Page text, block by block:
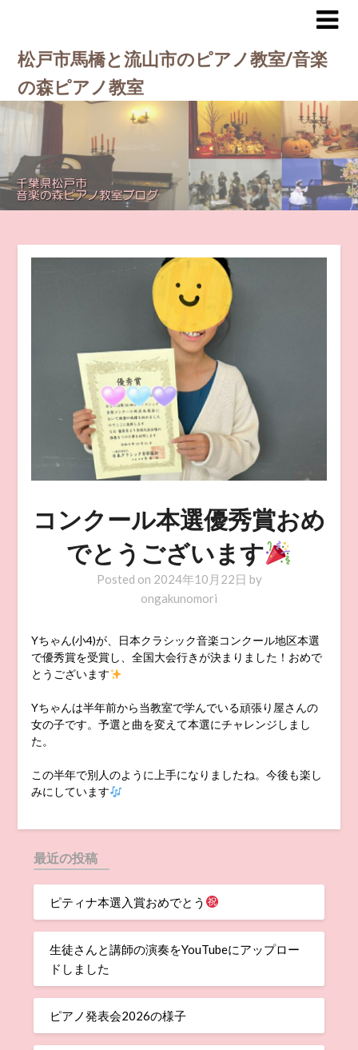
松戸市馬橋と流山市のピアノ教室/音楽
の森ピアノ教室
コンクール本選優秀賞おめ
でとうございます
Posted on 2024年10月22日 by
ongakunomori
Yちゃん(小4)が、日本クラシック音楽コンクール地区本選
で優秀賞を受賞し、全国大会行きが決まりました！おめで
とうございます
Yちゃんは半年前から当教室で学んでいる頑張り屋さんの
女の子です。予選と曲を変えて本選にチャレンジしまし
た。
この半年で別人のように上手になりましたね。今後も楽し
みにしています
最近の投稿
ピティナ本選入賞おめでとう
生徒さんと講師の演奏をYouTubeにアップロー
ドしました
ピアノ発表会2026の様子